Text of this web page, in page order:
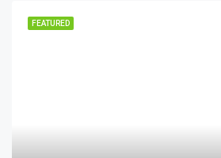
FEATURED